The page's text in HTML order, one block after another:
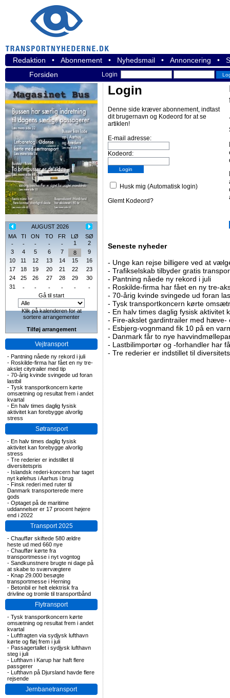
Redaktion • Abonnement • Nyhedsmail • Annoncering •
Forsiden
Login
AUGUST 2026
MA
TI ON TO FR LØ
SØ
-
- - - - 1
2
3
4 5 6 7 8
9
10
11 12 13 14 15
16
17
18 19 20 21 22
23
24
25 26 27 28 29
30
31
- - - - -
-
Gå til start
Klik på kalenderen for at
sortere arrangementer
Tilføj arrangement
Vejtransport
- Pantning nåede ny rekord i juli
- Roskilde-firma har fået en ny tre-
akslet citytrailer med tip
- 70-årig kvinde svingede ud foran
lastbil
- Tysk transportkoncern kørte
omsætning og resultat frem i andet
kvartal
- En halv times daglig fysisk
aktivitet kan forebygge alvorlig
stress
Søtransport
- En halv times daglig fysisk
aktivitet kan forebygge alvorlig
stress
- Tre rederier er indstillet til
diversitetspris
- Islandsk rederi-koncern har taget
nyt kølehus i Aarhus i brug
- Finsk rederi med ruter til
Danmark transporterede mere
gods
- Optaget på de maritime
uddannelser er 17 procent højere
end i 2022
Transport 2025
- Chauffør skiftede 580 ældre
heste ud med 660 nye
- Chauffør kørte fra
transportmesse i nyt vogntog
- Sandkunstnere brugte ni dage på
at skabe to sværvægtere
- Knap 29.000 besøgte
transportmesse i Herning
- Betonbil er helt elektrisk fra
drivline og tromle til transportbånd
Flytransport
- Tysk transportkoncern kørte
omsætning og resultat frem i andet
kvartal
- Luftfragten via sydjysk lufthavn
kørte og fløj frem i juli
- Passagertallet i sydjysk lufthavn
steg i juli
- Lufthavn i Karup har haft flere
passgerer
- Lufthavn på Djursland havde flere
rejsende
Jernbanetransport
Login
Denne side kræver abonnement, indtast
dit brugernavn og Kodeord for at se
artiklen!
E-mail adresse:
Kodeord:
Husk mig (Automatisk login)
Glemt Kodeord?
Seneste nyheder
- Unge kan rejse billigere ved at
- Trafikselskab tilbyder gratis
- Pantning nåede ny rekord i juli
- Roskilde-firma har fået en ny tre-
- 70-årig kvinde svingede ud foran
- Tysk transportkoncern kørte
- En halv times daglig fysisk aktivitet
- Fire-akslet gardintrailer med hæve-
- Esbjerg-vognmand fik 10 på en
- Danmark får to nye
- Lastbilimportør og -forhandler har
- Tre rederier er indstillet til